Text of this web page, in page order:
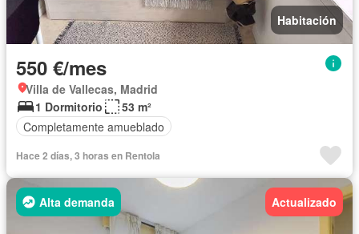
Habitación
550 €/mes
Villa de Vallecas, Madrid
1 Dormitorio
53 m²
Completamente amueblado
Hace 2 días, 3 horas en Rentola
Alta demanda Actualizado